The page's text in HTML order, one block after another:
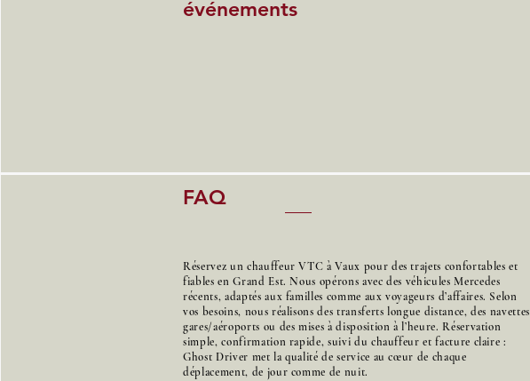
événements
FAQ
Réservez un chauffeur VTC à Vaux pour des trajets confortables et
fiables en Grand Est. Nous opérons avec des véhicules Mercedes
récents, adaptés aux familles comme aux voyageurs d’affaires. Selon
vos besoins, nous réalisons des transferts longue distance, des navettes
gares/aéroports ou des mises à disposition à l’heure. Réservation
simple, confirmation rapide, suivi du chauffeur et facture claire :
Ghost Driver met la qualité de service au cœur de chaque
déplacement, de jour comme de nuit.